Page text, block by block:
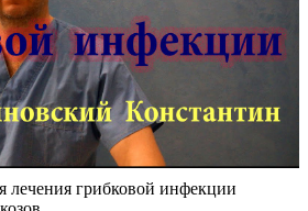
лечения грибковой инфекции